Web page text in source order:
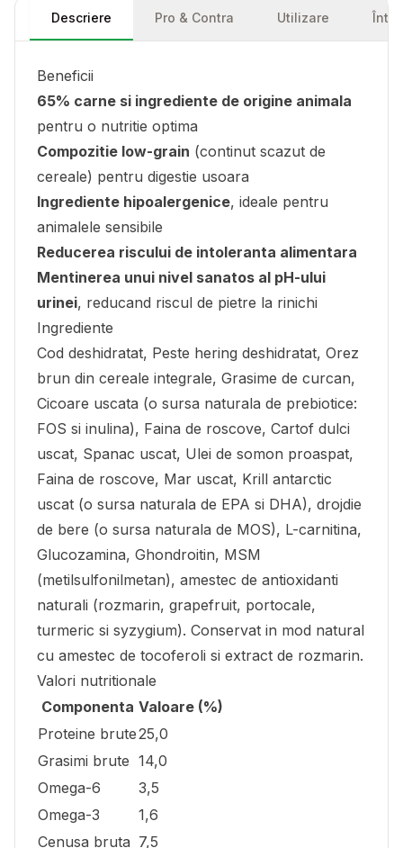
Descriere Pro & Contra Utilizare
Beneficii
65% carne si ingrediente de origine animala
pentru o nutritie optima
Compozitie low-grain (continut scazut de
cereale) pentru digestie usoara
Ingrediente hipoalergenice, ideale pentru
animalele sensibile
Reducerea riscului de intoleranta alimentara
Mentinerea unui nivel sanatos al pH-ului
urinei, reducand riscul de pietre la rinichi
Ingrediente
Cod deshidratat, Peste hering deshidratat, Orez
brun din cereale integrale, Grasime de curcan,
Cicoare uscata (o sursa naturala de prebiotice:
FOS si inulina), Faina de roscove, Cartof dulci
uscat, Spanac uscat, Ulei de somon proaspat,
Faina de roscove, Mar uscat, Krill antarctic
uscat (o sursa naturala de EPA si DHA), drojdie
de bere (o sursa naturala de MOS), L-carnitina,
Glucozamina, Ghondroitin, MSM
(metilsulfonilmetan), amestec de antioxidanti
naturali (rozmarin, grapefruit, portocale,
turmeric si syzygium). Conservat in mod natural
cu amestec de tocoferoli si extract de rozmarin.
Valori nutritionale
Componenta Valoare (%)
Proteine brute25,0
Grasimi brute 14,0
Omega-6
3,5
Omega-3
1,6
Cenusa bruta 7,5